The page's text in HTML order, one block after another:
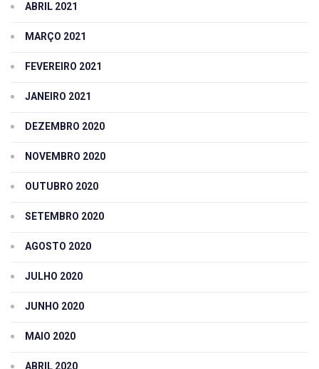
ABRIL 2021
MARÇO 2021
FEVEREIRO 2021
JANEIRO 2021
DEZEMBRO 2020
NOVEMBRO 2020
OUTUBRO 2020
SETEMBRO 2020
AGOSTO 2020
JULHO 2020
JUNHO 2020
MAIO 2020
ABRIL 2020